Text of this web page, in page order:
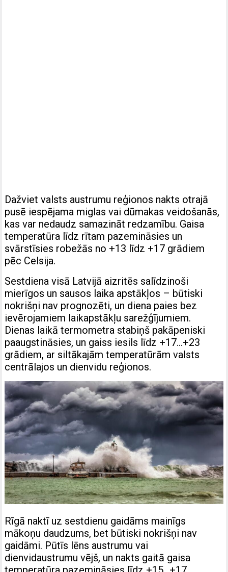
Dažviet valsts austrumu reģionos nakts otrajā
pusē iespējama miglas vai dūmakas veidošanās,
kas var nedaudz samazināt redzamību. Gaisa
temperatūra līdz rītam pazemināsies un
svārstīsies robežās no +13 līdz +17 grādiem
pēc Celsija.
Sestdiena visā Latvijā aizritēs salīdzinoši
mierīgos un sausos laika apstākļos – būtiski
nokrišņi nav prognozēti, un diena paies bez
ievērojamiem laikapstākļu sarežģījumiem.
Dienas laikā termometra stabiņš pakāpeniski
paaugstināsies, un gaiss iesils līdz +17…+23
grādiem, ar siltākajām temperatūrām valsts
centrālajos un dienvidu reģionos.
Rīgā naktī uz sestdienu gaidāms mainīgs
mākoņu daudzums, bet būtiski nokrišņi nav
gaidāmi. Pūtīs lēns austrumu vai
dienvidaustrumu vējš, un nakts gaitā gaisa